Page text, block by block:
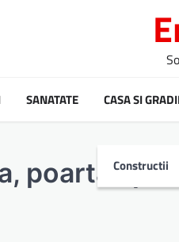
SANATATE CASA SI
Constructii
poarta spre